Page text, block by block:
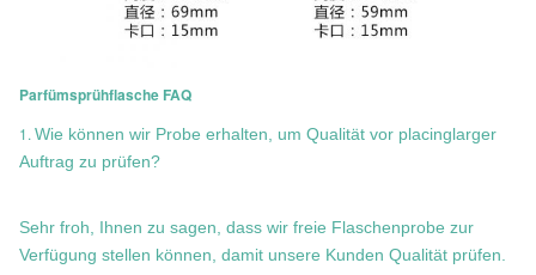
Parfümsprühflasche FAQ
1.Wie können wir Probe erhalten, um Qualität vor placinglarger
Auftrag zu prüfen?
Sehr froh, Ihnen zu sagen, dass wir freie Flaschenprobe zur
Verfügung stellen können, damit unsere Kunden Qualität prüfen.